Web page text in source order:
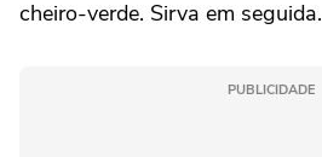
cheiro-verde. Sirva em seguida.
PUBLICIDADE